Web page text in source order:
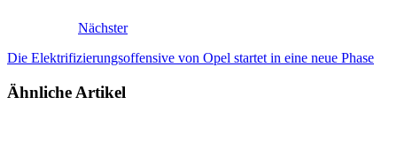
Nächster
Die Elektrifizierungsoffensive von Opel startet in eine neue Phase
Ähnliche Artikel